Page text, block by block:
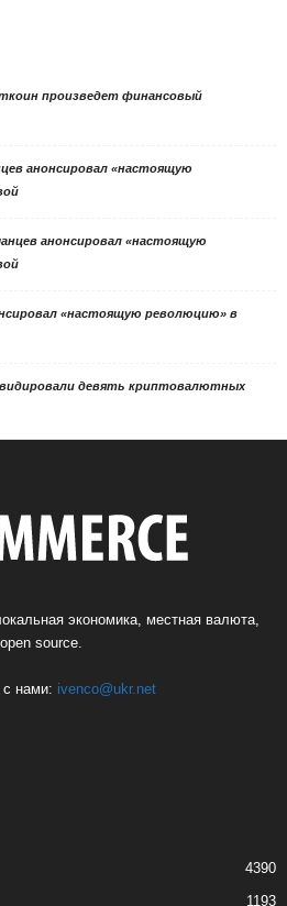
произведет финансовый
анонсировал «настоящую
анонсировал «настоящую
«настоящую революцию» в
девять криптовалютных
экономика, местная валюта,
open source.
нами: ivenco@ukr.net
4390
1193